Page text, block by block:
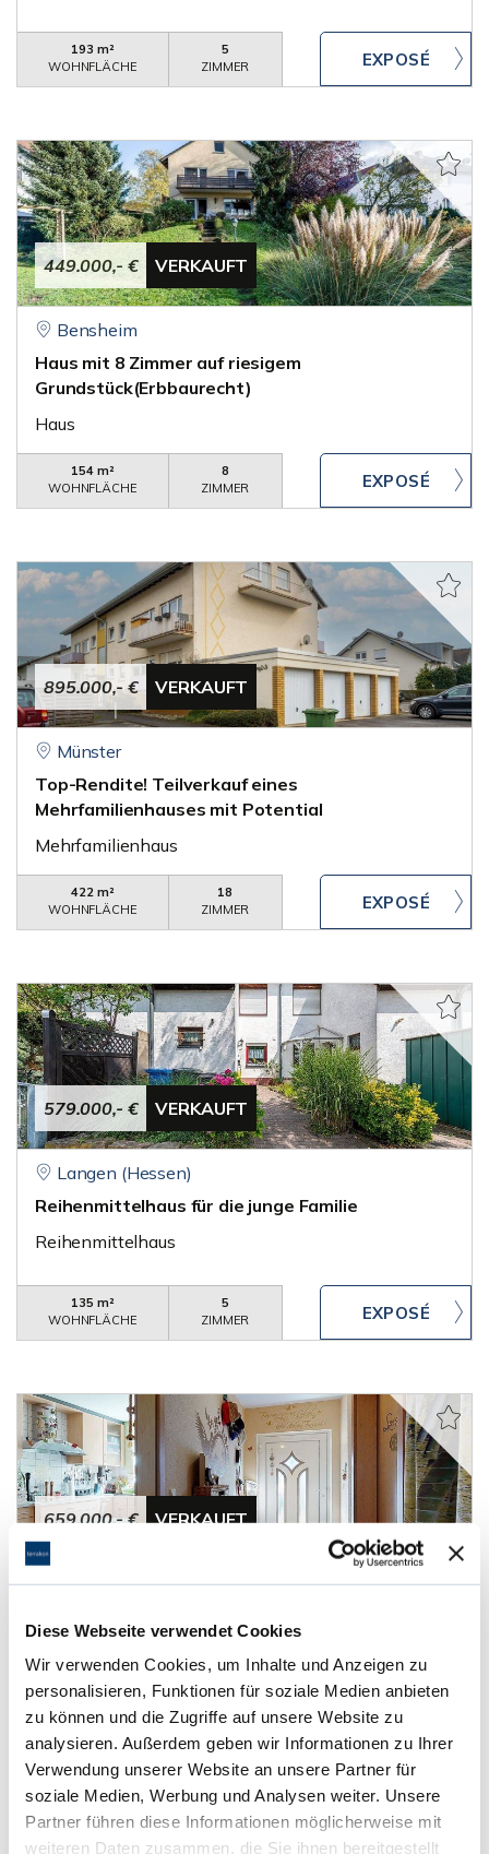
Diese Webseite verwendet Cookies
Wir verwenden Cookies, um Inhalte und Anzeigen zu
personalisieren, Funktionen für soziale Medien anbieten
zu können und die Zugriffe auf unsere Website zu
analysieren. Außerdem geben wir Informationen zu Ihrer
Verwendung unserer Website an unsere Partner für
soziale Medien, Werbung und Analysen weiter. Unsere
Partner führen diese Informationen möglicherweise mit
weiteren Daten zusammen, die Sie ihnen bereitgestellt
193 m²
WOHNFLÄCHE
5
ZIMMER
449.000,- € VERKAUFT
Bensheim
Haus mit 8 Zimmer auf riesigem
Grundstück(Erbbaurecht)
Haus
154 m²
WOHNFLÄCHE
8
ZIMMER
895.000,- € VERKAUFT
Münster
Top-Rendite! Teilverkauf eines
Mehrfamilienhauses mit Potential
Mehrfamilienhaus
422 m²
WOHNFLÄCHE
18
ZIMMER
579.000,- € VERKAUFT
Langen (Hessen)
Reihenmittelhaus für die junge Familie
Reihenmittelhaus
135 m²
WOHNFLÄCHE
5
ZIMMER
659.000,- € VERKAUFT
Viernheim
Zustand
Reihenmittelhaus
188 m²
WOHNFLÄCHE
5
ZIMMER